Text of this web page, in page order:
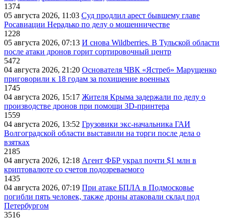
1374
05 августа 2026, 11:03 Суд продлил арест бывшему главе
Росавиации Нерадько по делу о мошенничестве
1228
05 августа 2026, 07:13 И снова Wildberries. В Тульской области
после атаки дронов горит сортировочный центр
5472
04 августа 2026, 21:20 Основателя ЧВК «Ястреб» Марущенко
приговорили к 18 годам за похищение военных
1745
04 августа 2026, 15:17 Жителя Крыма задержали по делу о
производстве дронов при помощи 3D‑принтера
1559
04 августа 2026, 13:52 Грузовики экс-начальника ГАИ
Волгоградской области выставили на торги после дела о
взятках
2185
04 августа 2026, 12:18 Агент ФБР украл почти $1 млн в
криптовалюте со счетов подозреваемого
1435
04 августа 2026, 07:19 При атаке БПЛА в Подмосковье
погибли пять человек, также дроны атаковали склад под
Петербургом
3516